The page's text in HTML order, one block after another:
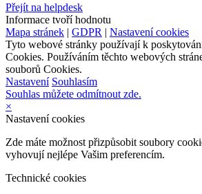
Přejít na helpdesk
Informace tvoří hodnotu
Mapa stránek | GDPR | Nastavení cookies
Tyto webové stránky používají k
Cookies. Používáním těchto webových
souborů Cookies.
Nastavení Souhlasím
Souhlas můžete odmítnout zde.
×
Nastavení cookies
Zde máte možnost přizpůsobit soubory
vyhovují nejlépe Vašim preferencím.
Technické cookies